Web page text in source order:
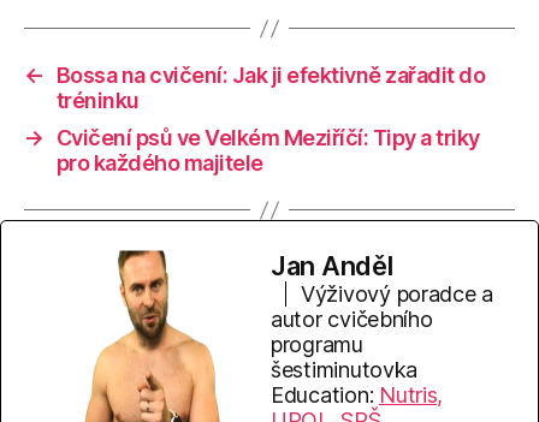
←
Bossa na cvičení: Jak ji efektivně zařadit do
tréninku
→
Cvičení psů ve Velkém Meziříčí: Tipy a triky
pro každého majitele
Jan Anděl
Výživový poradce a
autor cvičebního
programu
šestiminutovka
Education: Nutris,